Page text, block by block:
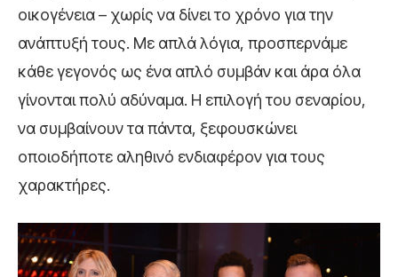
οικογένεια – χωρίς να δίνει το χρόνο για την
ανάπτυξή τους. Με απλά λόγια, προσπερνάμε
κάθε γεγονός ως ένα απλό συμβάν και άρα όλα
γίνονται πολύ αδύναμα. Η επιλογή του σεναρίου,
να συμβαίνουν τα πάντα, ξεφουσκώνει
οποιοδήποτε αληθινό ενδιαφέρον για τους
χαρακτήρες.